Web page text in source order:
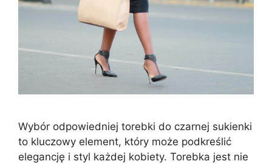
Wybór odpowiedniej torebki do czarnej sukienki
to kluczowy element, który może podkreślić
elegancję i styl każdej kobiety. Torebka jest nie